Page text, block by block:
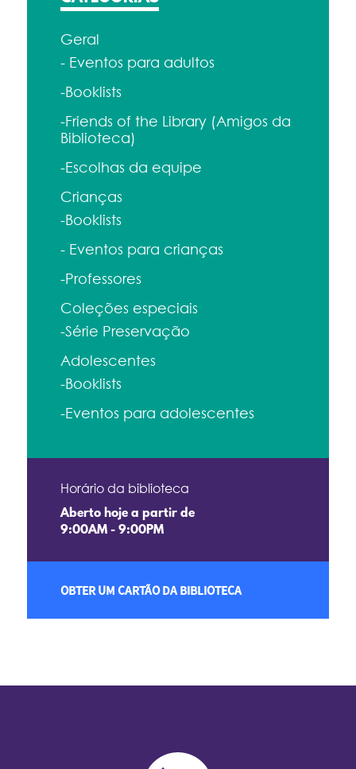
Geral
- Eventos para adultos
-Booklists
-Friends of the Library (Amigos da
Biblioteca)
-Escolhas da equipe
Crianças
-Booklists
- Eventos para crianças
-Professores
Coleções especiais
-Série Preservação
Adolescentes
-Booklists
-Eventos para adolescentes
Horário da biblioteca
Aberto hoje a partir de
9:00AM - 9:00PM
OBTER UM CARTÃO DA BIBLIOTECA